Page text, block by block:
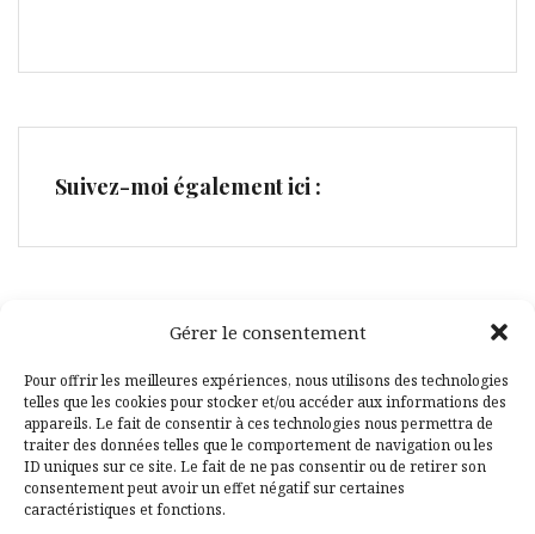
Gérer le consentement
Pour offrir les meilleures expériences, nous utilisons des technologies
telles que les cookies pour stocker et/ou accéder aux informations des
appareils. Le fait de consentir à ces technologies nous permettra de
traiter des données telles que le comportement de navigation ou les
ID uniques sur ce site. Le fait de ne pas consentir ou de retirer son
consentement peut avoir un effet négatif sur certaines
caractéristiques et fonctions.
Suivez-moi également ici :
Facebook
Pinterest